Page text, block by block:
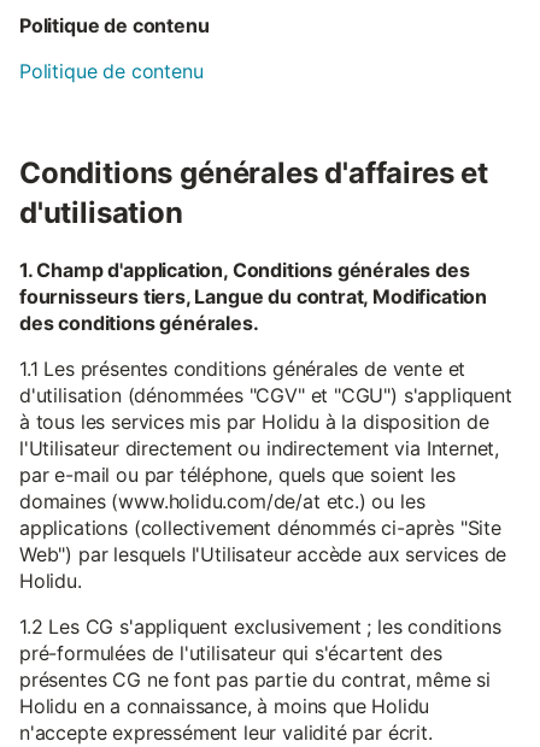
Politique de contenu
Politique de contenu
Conditions générales d'affaires et
d'utilisation
1. Champ d'application, Conditions générales des
fournisseurs tiers, Langue du contrat, Modification
des conditions générales.
1.1 Les présentes conditions générales de vente et
d'utilisation (dénommées "CGV" et "CGU") s'appliquent
à tous les services mis par Holidu à la disposition de
l'Utilisateur directement ou indirectement via Internet,
par e-mail ou par téléphone, quels que soient les
domaines (www.holidu.com/de/at etc.) ou les
applications (collectivement dénommés ci-après "Site
Web") par lesquels l'Utilisateur accède aux services de
Holidu.
1.2 Les CG s'appliquent exclusivement ; les conditions
pré-formulées de l'utilisateur qui s'écartent des
présentes CG ne font pas partie du contrat, même si
Holidu en a connaissance, à moins que Holidu
n'accepte expressément leur validité par écrit.